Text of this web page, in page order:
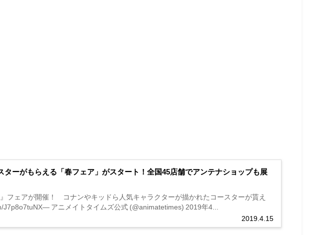
ターがもらえる「春フェア」がスタート！全国45店舗でアンテナショップも展
2019.4.15
フェアが開催！ コナンやキッドら人気キャラクターが描かれたコースターが貰え
アニメイトタイムズ公式 (@animatetimes) 2019年4...